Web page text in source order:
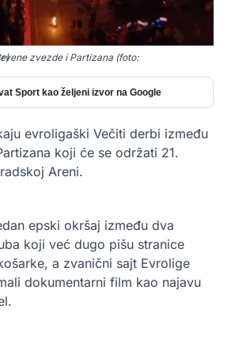
Sport kao željeni izvor na Google
evroligaški Večiti derbi između
koji će se održati 21.
Areni.
epski okršaj između dva
koji već dugo pišu stranice
a zvanični sajt Evrolige
dokumentarni film kao najavu